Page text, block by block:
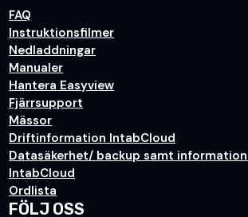
FAQ
Instruktionsfilmer
Nedladdningar
Manualer
Hantera Easyview
Fjärrsupport
Mässor
Driftinformation IntabCloud
Datasäkerhet/ backup samt
IntabCloud
Ordlista
FÖLJ OSS